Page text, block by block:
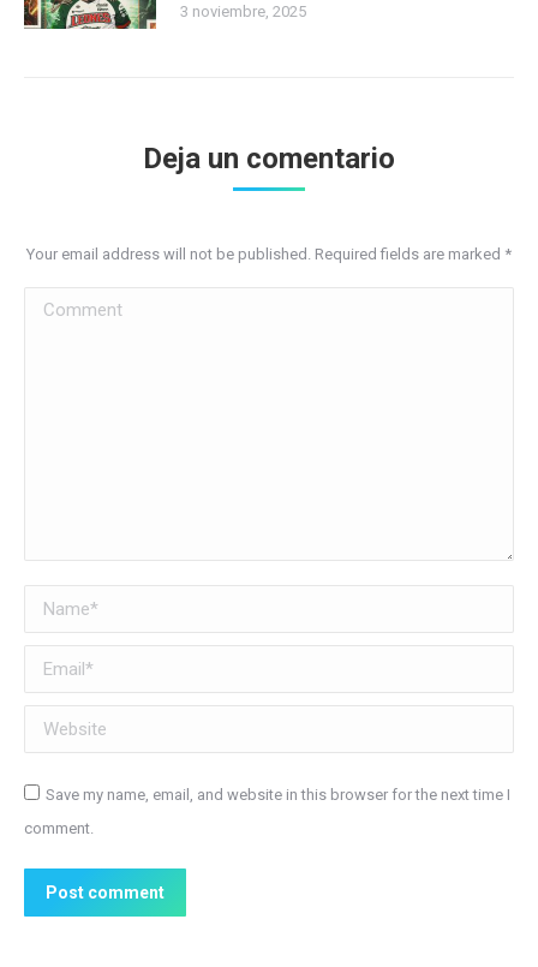
3 noviembre, 2025
Deja un comentario
Your email address will not be published. Required fields are marked *
Comment
Name *
Email *
Website
Save my name, email, and website in this browser for the next time I
comment.
Post comment